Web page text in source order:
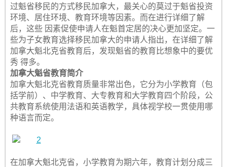
过魁省移民的方式移民加拿大，最关心的莫过于魁省投资
环境、居住环境、教育环境等因素。而在进行详细了解
后，这些 因素促使申请人在魁首定居的决心更加坚定。一
些为子女教育选择移民加拿大的申请人指出，在详细了解
加拿大魁北克省教育后，发现魁省的教育比想象中的要优
秀 得多。
加拿大魁省教育简介
加拿大魁北克省教育质量非常出色，它分为小学教育（包
括学前）、中学教育、大专教育和大学教育四个阶段，公
共教育系统使用法语和英语教学，具体视学校一贯使用哪
种语言而定。
在加拿大魁北克省，小学教育为期六年，教育计划分成三